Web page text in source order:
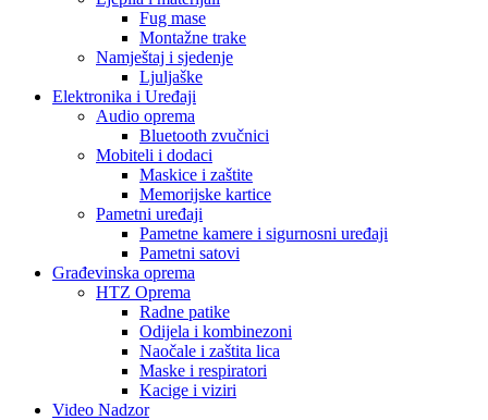
Fug mase
Montažne trake
Namještaj i sjedenje
Ljuljaške
Elektronika i Uređaji
Audio oprema
Bluetooth zvučnici
Mobiteli i dodaci
Maskice i zaštite
Memorijske kartice
Pametni uređaji
Pametne kamere i sigurnosni uređaji
Pametni satovi
Građevinska oprema
HTZ Oprema
Radne patike
Odijela i kombinezoni
Naočale i zaštita lica
Maske i respiratori
Kacige i viziri
Video Nadzor